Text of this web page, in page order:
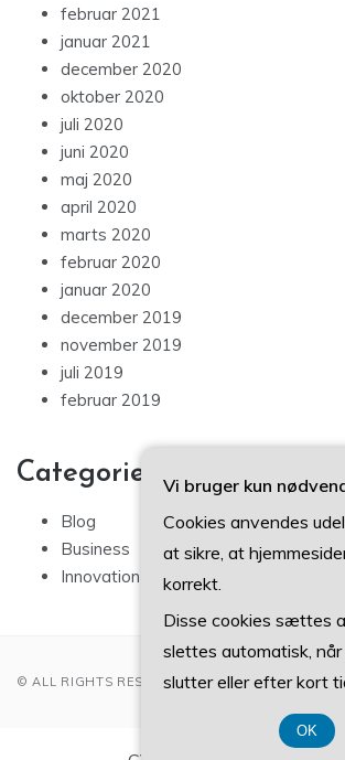
februar 2021
januar 2021
december 2020
oktober 2020
juli 2020
juni 2020
maj 2020
april 2020
marts 2020
februar 2020
januar 2020
december 2019
november 2019
juli 2019
februar 2019
Categories
Blog
Business
Innovation
© ALL RIGHTS RESERVED 2022
Vi bruger kun
Cookies anvendes
at sikre, at
korrekt.
Disse cookies sættes
slettes automatisk, når
slutter eller efter kort
OK